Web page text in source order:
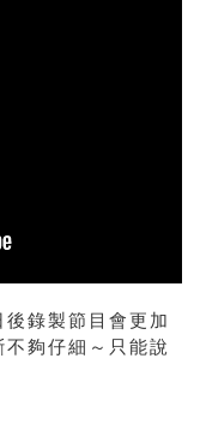
錄製節目會更加
夠仔細～只能說